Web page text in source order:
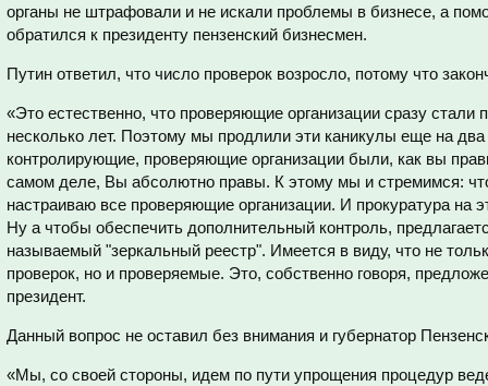
органы не штрафовали и не искали проблемы в бизнесе, а
обратился к президенту пензенский бизнесмен.
Путин ответил, что число проверок возросло, потому что
«Это естественно, что проверяющие организации сразу стали
несколько лет. Поэтому мы продлили эти каникулы еще на два
контролирующие, проверяющие организации были, как вы
самом деле, Вы абсолютно правы. К этому мы и стремимся:
настраиваю все проверяющие организации. И прокуратура на
Ну а чтобы обеспечить дополнительный контроль,
называемый "зеркальный реестр". Имеется в виду, что не
проверок, но и проверяемые. Это, собственно говоря,
президент.
Данный вопрос не оставил без внимания и губернатор
«Мы, со своей стороны, идем по пути упрощения процедур